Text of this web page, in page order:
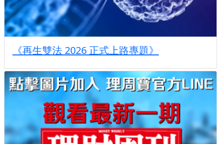
《再生雙法 2026 正式上路專題》